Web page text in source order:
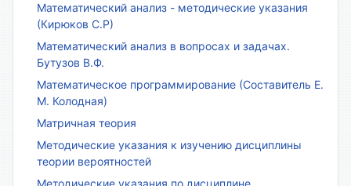
Математический анализ - методические указания
(Кирюков С.Р)
Математический анализ в вопросах и задачах.
Бутузов В.Ф.
Математическое программирование (Составитель Е.
М. Колодная)
Матричная теория
Методические указания к изучению дисциплины
теории вероятностей
Методические указания по дисциплине